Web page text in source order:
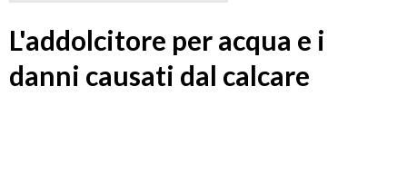
L'addolcitore per acqua e i
danni causati dal calcare